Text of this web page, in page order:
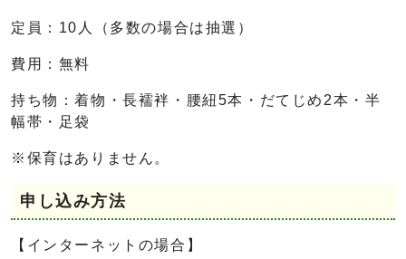
定員：10人（多数の場合は抽選）
費用：無料
持ち物：着物・長襦袢・腰紐5本・だてじめ2本・半
幅帯・足袋
※保育はありません。
申し込み方法
【インターネットの場合】